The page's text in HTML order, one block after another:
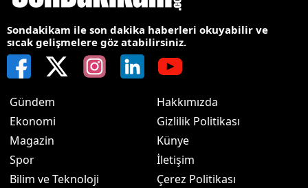
Sondakikam ile son dakika haberleri okuyabilir ve
sıcak gelişmelere göz atabilirsiniz.
Gündem
Ekonomi
Magazin
Spor
Bilim ve Teknoloji
Hakkımızda
Gizlilik Politikası
Künye
İletişim
Çerez Politikası